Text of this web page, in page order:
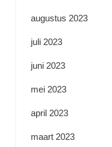
augustus 2023
juli 2023
juni 2023
mei 2023
april 2023
maart 2023